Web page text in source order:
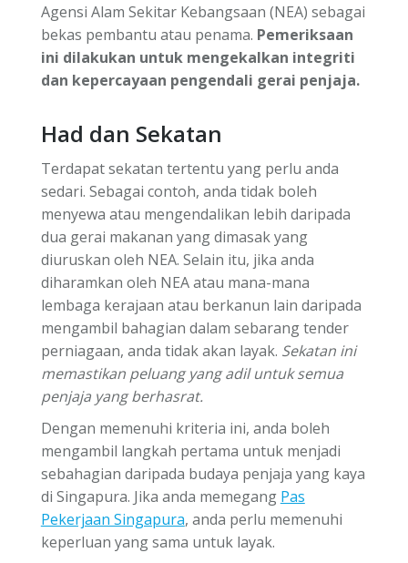
Agensi Alam Sekitar Kebangsaan (NEA) sebagai
bekas pembantu atau penama. Pemeriksaan
ini dilakukan untuk mengekalkan integriti
dan kepercayaan pengendali gerai penjaja.
Had dan Sekatan
Terdapat sekatan tertentu yang perlu anda
sedari. Sebagai contoh, anda tidak boleh
menyewa atau mengendalikan lebih daripada
dua gerai makanan yang dimasak yang
diuruskan oleh NEA. Selain itu, jika anda
diharamkan oleh NEA atau mana-mana
lembaga kerajaan atau berkanun lain daripada
mengambil bahagian dalam sebarang tender
perniagaan, anda tidak akan layak. Sekatan ini
memastikan peluang yang adil untuk semua
penjaja yang berhasrat.
Dengan memenuhi kriteria ini, anda boleh
mengambil langkah pertama untuk menjadi
sebahagian daripada budaya penjaja yang kaya
di Singapura. Jika anda memegang Pas
Pekerjaan Singapura, anda perlu memenuhi
keperluan yang sama untuk layak.